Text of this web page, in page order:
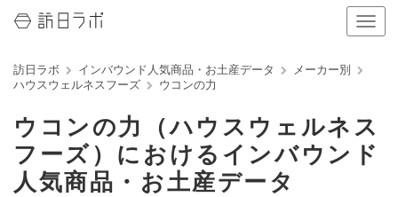
ナ
ビ
ン
の
訪日ラボ インバウンド人気商品・お土産データ
メーカー別
ハウスウェルネスフーズ
ウコンの力
ウコンの力（ハウスウェルネス
フーズ）におけるインバウンド
人気商品・お土産データ